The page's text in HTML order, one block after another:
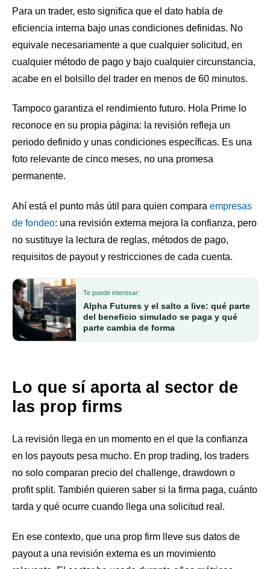
Para un trader, esto significa que el dato habla de
eficiencia interna bajo unas condiciones definidas. No
equivale necesariamente a que cualquier solicitud, en
cualquier método de pago y bajo cualquier circunstancia,
acabe en el bolsillo del trader en menos de 60 minutos.
Tampoco garantiza el rendimiento futuro. Hola Prime lo
reconoce en su propia página: la revisión refleja un
periodo definido y unas condiciones específicas. Es una
foto relevante de cinco meses, no una promesa
permanente.
Ahí está el punto más útil para quien compara empresas
de fondeo: una revisión externa mejora la confianza, pero
no sustituye la lectura de reglas, métodos de pago,
requisitos de payout y restricciones de cada cuenta.
Te puede interesar:
Alpha Futures y el salto a live: qué parte
del beneficio simulado se paga y qué
parte cambia de forma
Lo que sí aporta al sector de
las prop firms
La revisión llega en un momento en el que la confianza
en los payouts pesa mucho. En prop trading, los traders
no solo comparan precio del challenge, drawdown o
profit split. También quieren saber si la firma paga, cuánto
tarda y qué ocurre cuando llega una solicitud real.
En ese contexto, que una prop firm lleve sus datos de
payout a una revisión externa es un movimiento